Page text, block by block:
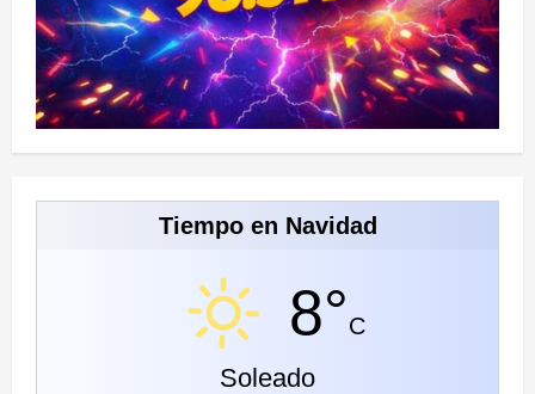
Tiempo en Navidad
8°C
Soleado